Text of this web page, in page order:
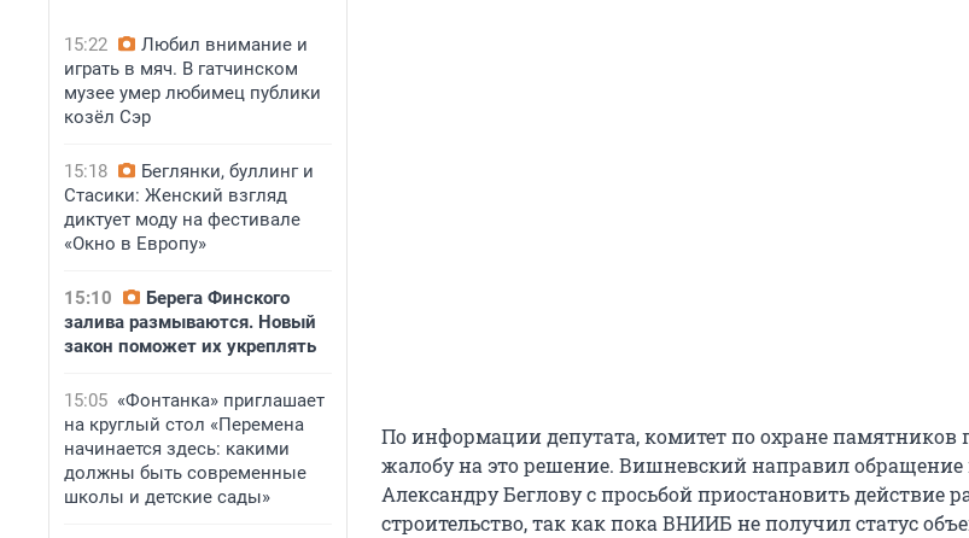
15:22
Любил внимание и
играть в мяч. В гатчинском
музее умер любимец публики
козёл Сэр
15:18
Беглянки, буллинг и
Стасики: Женский взгляд
диктует моду на фестивале
«Окно в Европу»
15:10
Берега Финского
залива размываются. Новый
закон поможет их укреплять
15:05 «Фонтанка» приглашает
на круглый стол «Перемена
начинается здесь: какими
должны быть современные
школы и детские сады»
По информации депутата, комитет по охране памятников
жалобу на это решение. Вишневский направил обращение
Александру Беглову с просьбой приостановить действие
строительство, так как пока ВНИИБ не получил статус